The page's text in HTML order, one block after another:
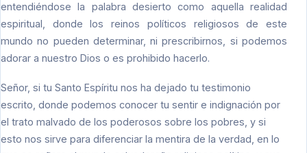
entendiéndose la palabra desierto como aquella realidad
espiritual, donde los reinos políticos religiosos de este
mundo no pueden determinar, ni prescribirnos, si podemos
adorar a nuestro Dios o es prohibido hacerlo.
Señor, si tu Santo Espíritu nos ha dejado tu testimonio
escrito, donde podemos conocer tu sentir e indignación por
el trato malvado de los poderosos sobre los pobres, y si
esto nos sirve para diferenciar la mentira de la verdad, en lo